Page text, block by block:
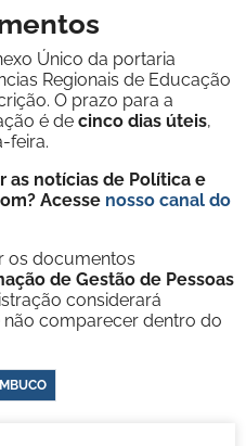
Único da portaria
Regionais de Educação
O prazo para a
é de cinco dias úteis,
feira.
as notícias de Política e
Acesse nosso canal do
os documentos
de Gestão de Pessoas
considerará
comparecer dentro do